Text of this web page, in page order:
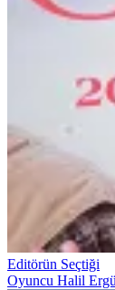
Editörün Seçtiği
Oyuncu Halil